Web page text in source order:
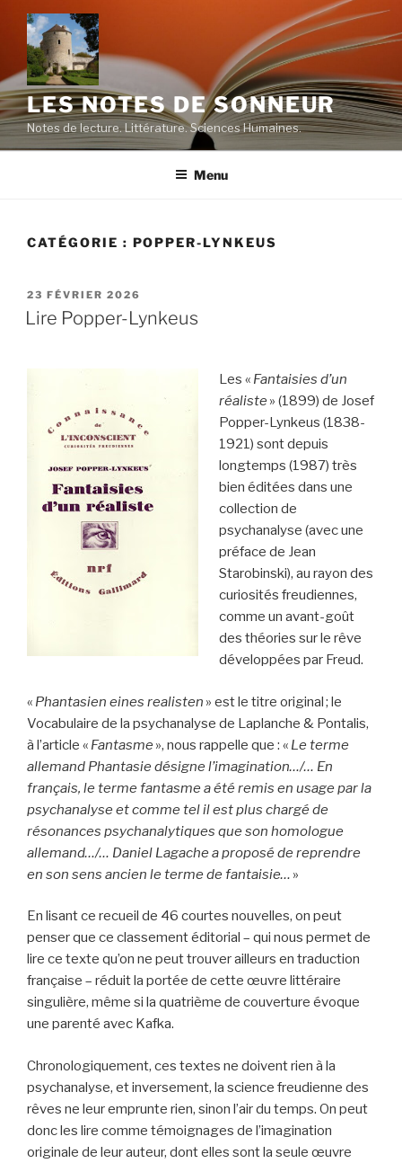
contenu
principal
LES NOTES DE SONNEUR
Notes de lecture. Littérature. Sciences Humaines.
Menu
CATÉGORIE : POPPER-LYNKEUS
PUBLIÉ
LE
23 FÉVRIER 2026
Lire Popper-Lynkeus
Les « Fantaisies d’un
réaliste » (1899) de Josef
Popper-Lynkeus (1838-
1921) sont depuis
longtemps (1987) très
bien éditées dans une
collection de
psychanalyse (avec une
préface de Jean
Starobinski), au rayon des
curiosités freudiennes,
comme un avant-goût
des théories sur le rêve
développées par Freud.
« Phantasien eines realisten » est le titre original ; le
Vocabulaire de la psychanalyse de Laplanche & Pontalis,
à l’article « Fantasme », nous rappelle que : « Le terme
allemand Phantasie désigne l’imagination…/… En
français, le terme fantasme a été remis en usage par la
psychanalyse et comme tel il est plus chargé de
résonances psychanalytiques que son homologue
allemand…/… Daniel Lagache a proposé de reprendre
en son sens ancien le terme de fantaisie… »
En lisant ce recueil de 46 courtes nouvelles, on peut
penser que ce classement éditorial – qui nous permet de
lire ce texte qu’on ne peut trouver ailleurs en traduction
française – réduit la portée de cette œuvre littéraire
singulière, même si la quatrième de couverture évoque
une parenté avec Kafka.
Chronologiquement, ces textes ne doivent rien à la
psychanalyse, et inversement, la science freudienne des
rêves ne leur emprunte rien, sinon l’air du temps. On peut
donc les lire comme témoignages de l’imagination
originale de leur auteur, dont elles sont la seule œuvre